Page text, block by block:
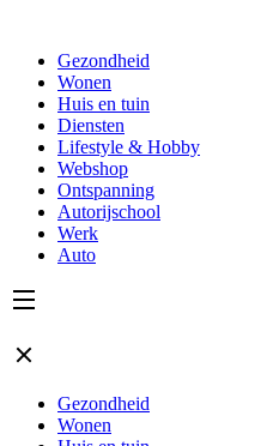
Gezondheid
Wonen
Huis en tuin
Diensten
Lifestyle & Hobby
Webshop
Ontspanning
Autorijschool
Werk
Auto
Gezondheid
Wonen